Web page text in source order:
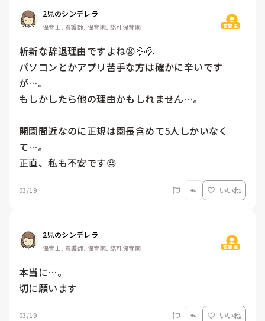
2児のシンデレラ
保育士, 看護師, 保育園, 認可保育園 質問主
斬新な辞退理由ですよね😩💦💦
パソコンとかアプリ苦手な方は確かに辛いです
が…。
もしかしたら他の理由かもしれません…。
開園間近なのに正規は園長含めて5人しかいなく
て…。
正直、私も不安です😓
03/19 いいね
2児のシンデレラ
保育士, 看護師, 保育園, 認可保育園 質問主
本当に…。
切に願います
03/19 いいね